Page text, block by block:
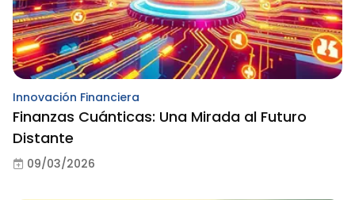
Innovación Financiera
Finanzas Cuánticas: Una Mirada al Futuro
Distante
09/03/2026